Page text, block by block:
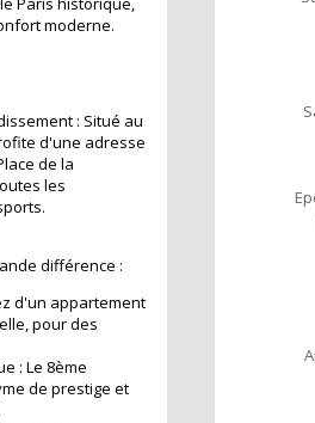
moderne.
: Situé au
d'une adresse
de la
les
différence :
d'un appartement
pour des
: Le 8ème
de prestige et